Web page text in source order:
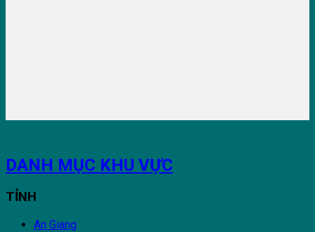
DANH MỤC KHU VỰC
TỈNH
An Giang